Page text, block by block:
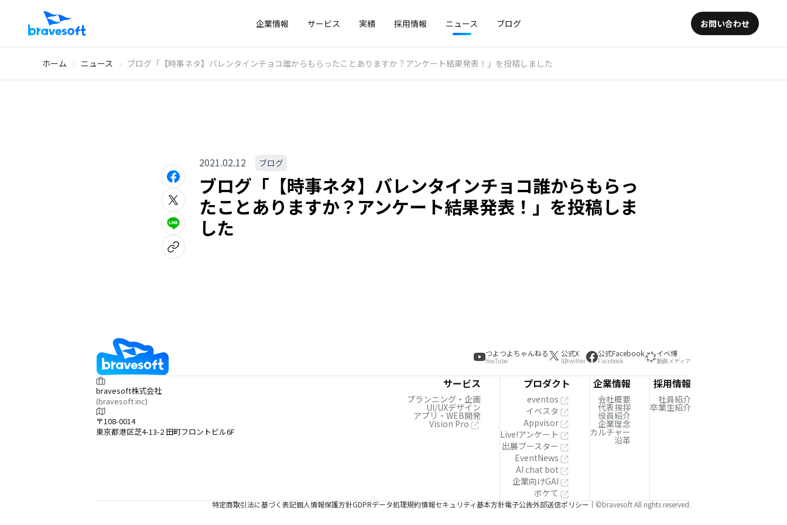
企業情報 サービス 実績 採用情報 ニュース ブログ お問い合わせ
ホーム ニュース ブログ「【時事ネタ】バレンタインチョコ誰からもらったことありますか？アンケート結果発表！」を投稿しました
2021.02.12 ブログ
ブログ「【時事ネタ】バレンタインチョコ誰からもらっ
たことありますか？アンケート結果発表！」を投稿しま
した
つよつよちゃんねる
YouTube
公式X
旧twitter
公式Facebook
Facebook
イベ博
動画メディア
bravesoft株式会社
(bravesoft inc)
〒108-0014
東京都港区芝4-13-2 田町フロントビル6F
サービス
プランニング・企画
UI/UXデザイン
アプリ・WEB開発
Vision Pro
プロダクト
eventos
イベスタ
Appvisor
Live!アンケート
出展ブースター
EventNews
AI chat bot
企業向けGAI
ボケて
企業情報
会社概要
代表挨拶
役員紹介
企業理念
カルチャー
沿革
採用情報
社員紹介
卒業生紹介
特定商取引法に基づく表記個人情報保護方針GDPRデータ処理規約情報セキュリティ基本方針電子公告外部送信ポリシー ©bravesoft All rights reserved.